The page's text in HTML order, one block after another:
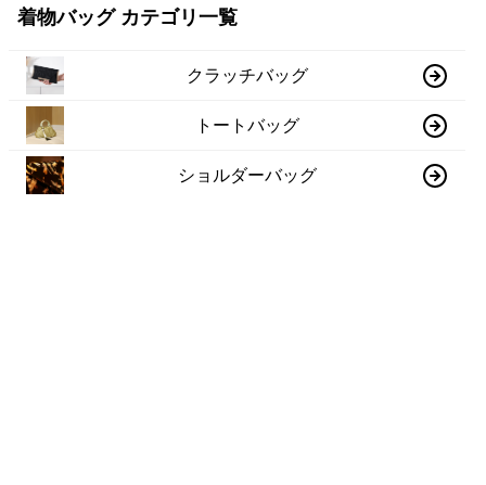
着物バッグ カテゴリ一覧
クラッチバッグ
トートバッグ
ショルダーバッグ